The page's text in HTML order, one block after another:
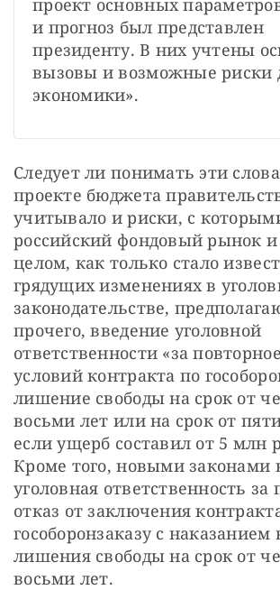
и прогноз был представлен
президенту. В них учтены
вызовы и возможные риски
экономики».
Следует ли понимать эти
проекте бюджета
учитывало и риски, с
российский фондовый рынок
целом, как только стало
грядущих изменениях в
законодательстве,
прочего, введение уголовной
ответственности «за
условий контракта по
лишение свободы на срок от
восьми лет или на срок от
если ущерб составил от 5 млн
Кроме того, новыми законами
уголовная ответственность
отказ от заключения
гособоронзаказу с наказанием
лишения свободы на срок от
восьми лет.